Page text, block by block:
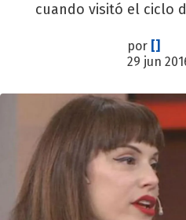
cuando visitó el ciclo
por []
29 jun